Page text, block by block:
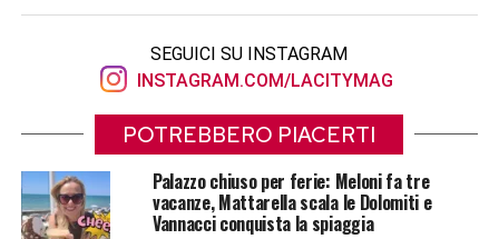
SEGUICI SU INSTAGRAM
INSTAGRAM.COM/LACITYMAG
POTREBBERO PIACERTI
Palazzo chiuso per ferie: Meloni fa tre
vacanze, Mattarella scala le Dolomiti e
Vannacci conquista la spiaggia